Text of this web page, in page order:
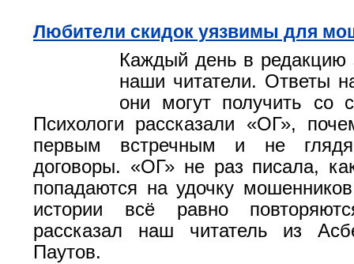
Любители скидок уязвимы для
Каждый день в редакцию
наши читатели. Ответы
они могут получить со
Психологи рассказали «ОГ»,
первым встречным и не глядя
договоры. «ОГ» не раз писала,
попадаются на удочку
истории всё равно
рассказал наш читатель из
Паутов.